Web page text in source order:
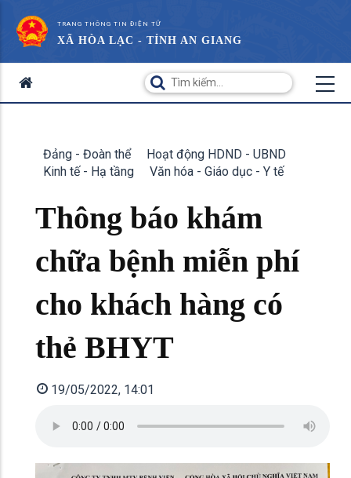
TRANG THÔNG TIN ĐIỆN TỬ
XÃ HÒA LẠC - TỈNH AN GIANG
Đảng - Đoàn thể
Hoạt động HDND - UBND
Kinh tế - Hạ tầng
Văn hóa - Giáo dục - Y tế
Thông báo khám
chữa bệnh miễn phí
cho khách hàng có
thẻ BHYT
19/05/2022, 14:01